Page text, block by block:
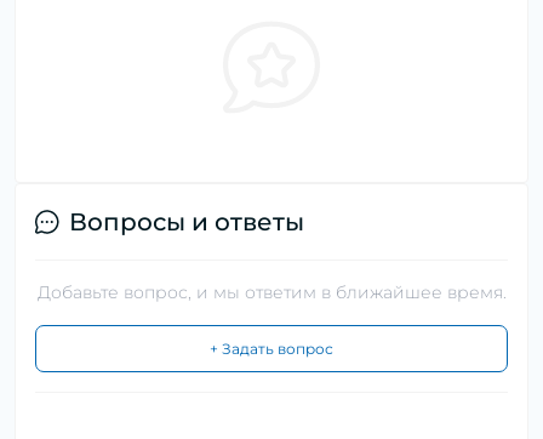
Вопросы и ответы
Добавьте вопрос, и мы ответим в ближайшее время.
+ Задать вопрос